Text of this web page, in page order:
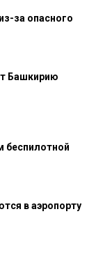
за опасного
Башкирию
беспилотной
в аэропорту